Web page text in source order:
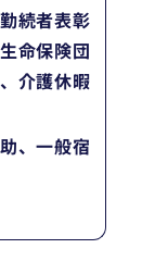
続者表彰
命保険団
介護休暇
、一般宿